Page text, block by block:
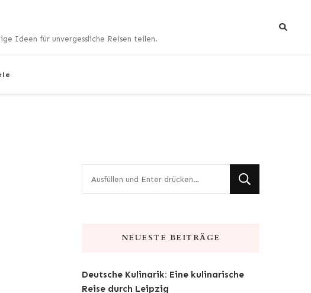
Ideen für unvergessliche Reisen teilen.
NEUESTE BEITRÄGE
Deutsche Kulinarik: Eine kulinarische
Reise durch Leipzig